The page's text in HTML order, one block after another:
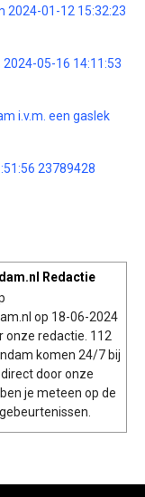
2024-01-12 15:32:23
05-16 14:11:53
i.v.m. een gaslek
23789428
Redactie
op 18-06-2024
onze redactie. 112
komen 24/7 bij
door onze
je meteen op de